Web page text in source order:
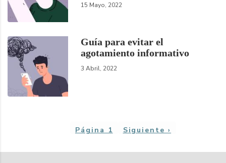
15 Mayo, 2022
Guía para evitar el
agotamiento informativo
3 Abril, 2022
Página 1 Siguiente
página
Siguiente ›